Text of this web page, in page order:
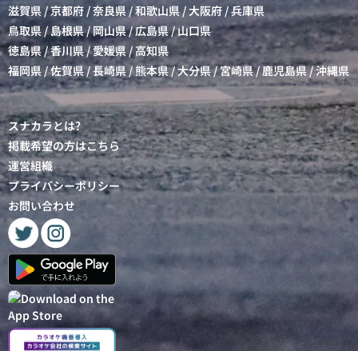
滋賀県/京都府/奈良県 /和歌山県/大阪府 /兵庫県
鳥取県 / 島根県/岡山県/広島県/山口県
徳島県/香川県/愛媛県 /高知県
福岡県 /佐賀県 /長崎県/熊本県/大分県/宮崎県/鹿児島県/沖縄県
スナカラとは?
掲載希望の方はこちら
運営組織
プライバシーポリシー
お問い合わせ